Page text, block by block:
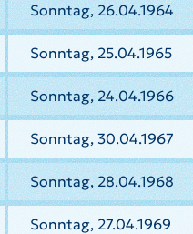
Sonntag, 26.04.1964
Sonntag, 25.04.1965
Sonntag, 24.04.1966
Sonntag, 30.04.1967
Sonntag, 28.04.1968
Sonntag, 27.04.1969